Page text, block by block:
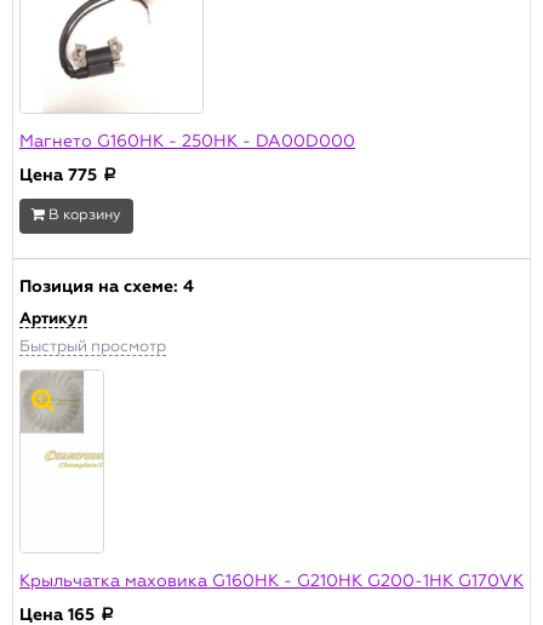
Магнето G160HK - 250HK - DA00D000
Цена 775 a
В корзину
Позиция на схеме: 4
Артикул
Быстрый просмотр
Крыльчатка маховика G160HK - G210HK G200-1HK G170VK
Цена 165 a